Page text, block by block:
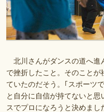
北川さんがダンスの道へ進
で挫折したこと。そのことが
ていたのだそう。｢スポーツ
と自分に自信が持てないと
スでプロになろうと決めま